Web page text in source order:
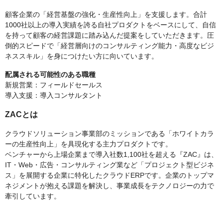
顧客企業の「経営基盤の強化・生産性向上」を支援します。合計
1000社以上の導入実績を誇る自社プロダクトをベースにして、自信
を持って顧客の経営課題に踏み込んだ提案をしていただきます。圧
倒的スピードで「経営層向けのコンサルティング能力・高度なビジ
ネススキル」を身につけたい方に向いています。
配属される可能性のある職種
新規営業：フィールドセールス
導入支援：導入コンサルタント
ZACとは
クラウドソリューション事業部のミッションである「ホワイトカラ
ーの生産性向上」を具現化する主力プロダクトです。
ベンチャーから上場企業まで導入社数1,100社を超える『ZAC』は、
IT・Web・広告・コンサルティング業など「プロジェクト型ビジネ
ス」を展開する企業に特化したクラウドERPです。企業のトップマ
ネジメントが抱える課題を解決し、事業成長をテクノロジーの力で
牽引しています。